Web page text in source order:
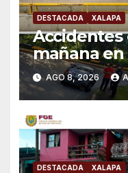
DESTACADA XALAPA
Accidentes
mañana en
AGO 8, 2026
DESTACADA XALAPA